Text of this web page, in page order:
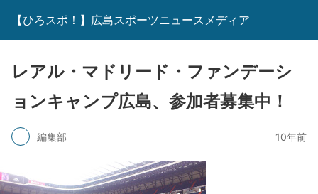
【ひろスポ！】広島スポーツニュースメディア
レアル・マドリード・ファンデーシ
ョンキャンプ広島、参加者募集中！
編集部 10年前